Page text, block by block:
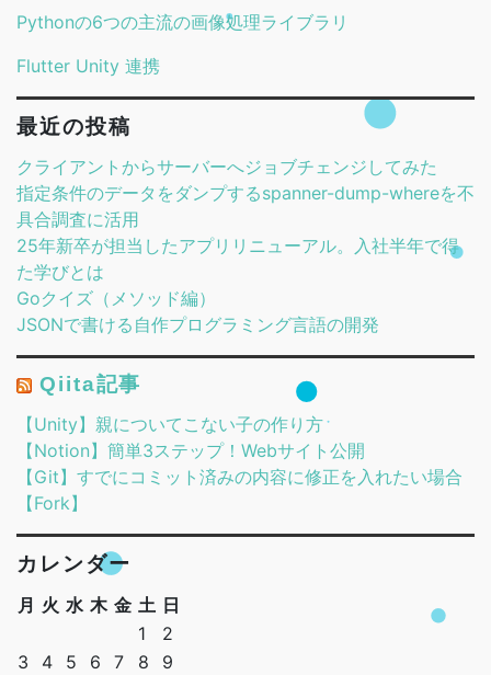
Pythonの6つの主流の画像処理ライブラリ
Flutter Unity 連携
最近の投稿
クライアントからサーバーへジョブチェンジしてみた
指定条件のデータをダンプするspanner-dump-whereを不
具合調査に活用
25年新卒が担当したアプリリニューアル。入社半年で得
た学びとは
Goクイズ（メソッド編）
JSONで書ける自作プログラミング言語の開発
Qiita記事
【Unity】親についてこない子の作り方
【Notion】簡単3ステップ！Webサイト公開
【Git】すでにコミット済みの内容に修正を入れたい場合
【Fork】
カレンダー
月 火 水 木 金 土 日
1
2
3
4 5 6 7 8
9